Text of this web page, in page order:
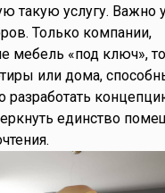
такую услугу. Важно
Только компании,
мебель «под ключ»,
или дома,
разработать
единство